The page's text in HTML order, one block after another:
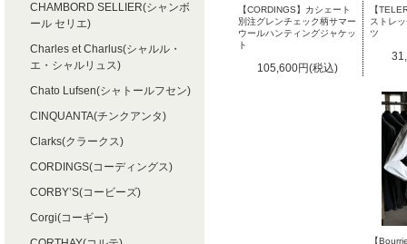
【CORDINGS】カシェート
別注グレンチェック柄サマー
ウールハンティングジャケッ
ト
105,600円(税込)
【
ストレ
ツ
【
CHAMBORD SELLIER(シャンボ
ール セリエ)
Charles et Charlus(シャルル・
エ・シャルリュス)
Chato Lufsen(シャトールフセン)
CINQUANTA(チンクアンタ)
Clarks(クラークス)
CORDINGS(コーディングス)
CORBY’S(コービーズ)
Corgi(コーギー)